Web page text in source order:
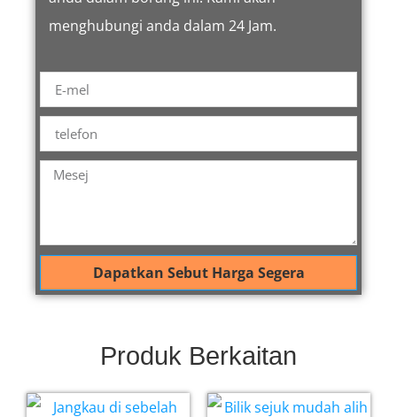
menghubungi anda dalam 24 Jam.
Dapatkan Sebut Harga Segera
Produk Berkaitan